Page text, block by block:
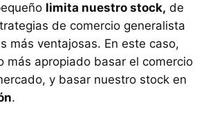
limita nuestro stock, de
de comercio generalista
más ventajosas. En este caso,
más apropiado basar el comercio
y basar nuestro stock en
.